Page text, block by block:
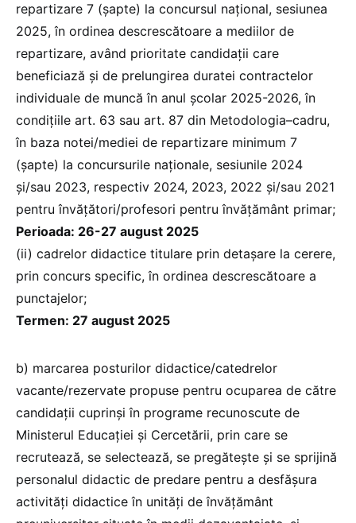
repartizare 7 (șapte) la concursul național, sesiunea
2025, în ordinea descrescătoare a mediilor de
repartizare, având prioritate candidații care
beneficiază și de prelungirea duratei contractelor
individuale de muncă în anul școlar 2025-2026, în
condițiile art. 63 sau art. 87 din Metodologia–cadru,
în baza notei/mediei de repartizare minimum 7
(șapte) la concursurile naționale, sesiunile 2024
și/sau 2023, respectiv 2024, 2023, 2022 și/sau 2021
pentru învățători/profesori pentru învățământ primar;
Perioada: 26-27 august 2025
(ii) cadrelor didactice titulare prin detașare la cerere,
prin concurs specific, în ordinea descrescătoare a
punctajelor;
Termen: 27 august 2025
b) marcarea posturilor didactice/catedrelor
vacante/rezervate propuse pentru ocuparea de către
candidații cuprinși în programe recunoscute de
Ministerul Educației și Cercetării, prin care se
recrutează, se selectează, se pregătește și se sprijină
personalul didactic de predare pentru a desfășura
activități didactice în unități de învățământ